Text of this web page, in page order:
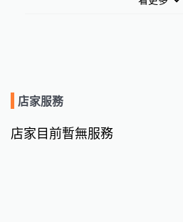
店家服務
店家目前暫無服務